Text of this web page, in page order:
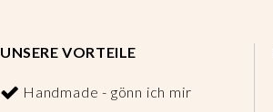
UNSERE VORTEILE
Handmade - gönn ich mir